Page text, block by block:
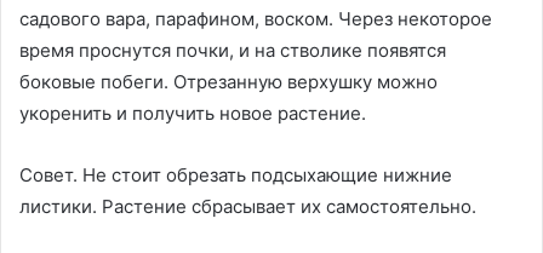
садового вара, парафином, воском. Через некоторое
время проснутся почки, и на стволике появятся
боковые побеги. Отрезанную верхушку можно
укоренить и получить новое растение.
Совет. Не стоит обрезать подсыхающие нижние
листики. Растение сбрасывает их самостоятельно.